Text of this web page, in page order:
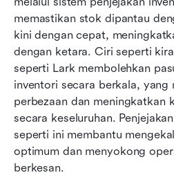
memastikan stok dipantau
kini dengan cepat,
dengan ketara. Ciri seperti
seperti Lark membolehkan
inventori secara berkala, yang
perbezaan dan meningkatkan
secara keseluruhan.
seperti ini membantu
optimum dan menyokong
berkesan.